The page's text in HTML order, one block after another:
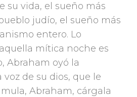
su vida, el sueño más
judío, el sueño más
entero. Lo
mítica noche es
Abraham oyó la
de su dios, que le
Abraham, cárgala